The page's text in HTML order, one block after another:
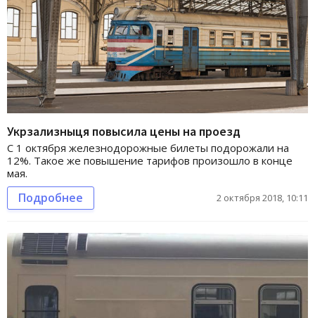
Укрзализныця повысила цены на проезд
С 1 октября железнодорожные билеты подорожали на
12%. Такое же повышение тарифов произошло в конце
мая.
Подробнее 2 октября 2018, 10:11